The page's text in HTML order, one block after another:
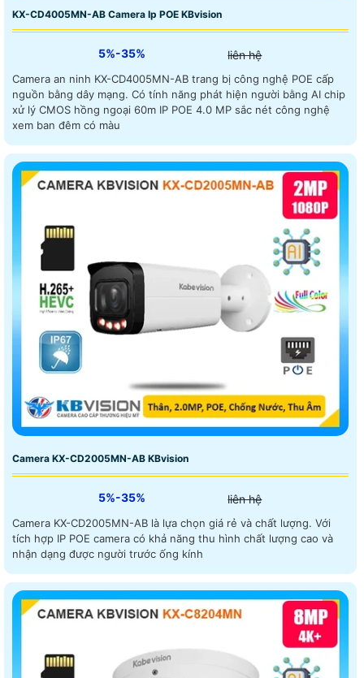
KX-CD4005MN-AB Camera Ip POE KBvision
5%-35% liên hệ
Camera an ninh KX-CD4005MN-AB trang bị công nghệ POE cấp
nguồn bằng dây mạng. Có tính năng phát hiện người bằng AI chip
xử lý CMOS hồng ngoại 60m IP POE 4.0 MP sắc nét công nghệ
xem ban đêm có màu
Camera KX-CD2005MN-AB KBvision
5%-35% liên hệ
Camera KX-CD2005MN-AB là lựa chọn giá rẻ và chất lượng. Với
tích hợp IP POE camera có khả năng thu hình chất lượng cao và
nhận dạng được người trước ống kính